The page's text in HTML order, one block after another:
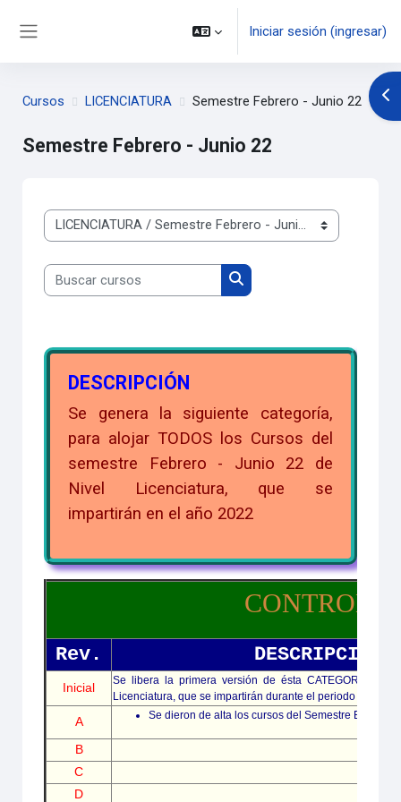
Iniciar sesión (ingresar)
Cursos LICENCIATURA Semestre Febrero - Junio 22
Semestre Febrero - Junio 22
Categorías
Buscar cursos
Buscar cursos
DESCRIPCIÓN
Se genera la siguiente categoría,
para alojar TODOS los Cursos del
semestre Febrero - Junio 22 de
Nivel Licenciatura, que se
impartirán en el año 2022
CONTROL
Rev. DESCRIPCIÓN.
Inicial
Se libera la primera versión de ésta CATEGORÍA
Licenciatura, que se impartirán durante el periodo de
A Se dieron de alta los cursos del Semestre ENE -
B
C
D